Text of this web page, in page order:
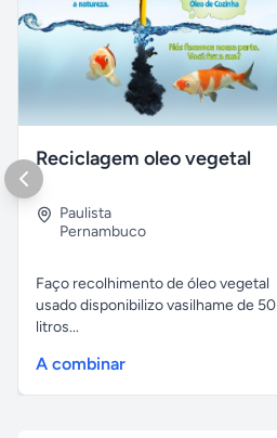
Reciclagem oleo vegetal
Paulista
Pernambuco
Faço recolhimento de óleo vegetal
usado disponibilizo vasilhame de 50
litros...
A combinar